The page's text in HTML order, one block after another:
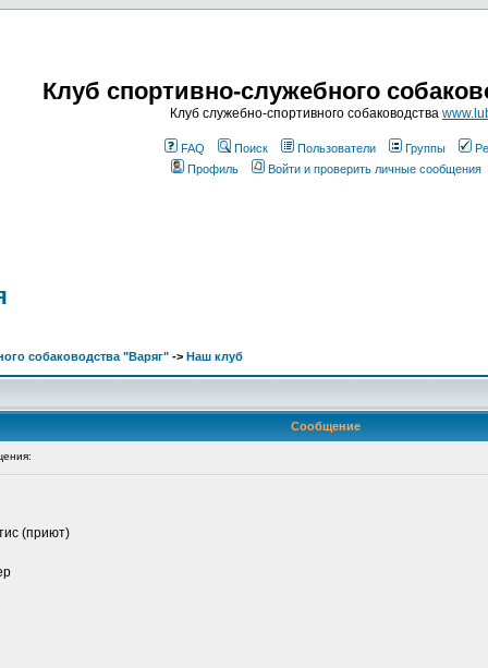
Клуб спортивно-служебного
Клуб служебно-спортивного собаководства
FAQ Поиск Пользователи Группы
Профиль
Войти и проверить личные сообщения
собаководства "Варяг" -> Наш клуб
Сообщение
(приют)